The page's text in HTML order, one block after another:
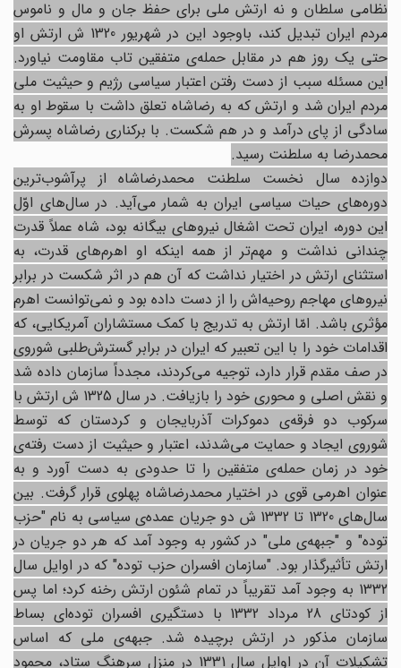
نظامی سلطان و نه ارتش ملی برای حفظ جان و مال و ناموس
مردم ایران تبدیل کند، باوجود این در شهریور 1320 ش ارتش او
حتی یک روز هم در مقابل حمله‌ی متفقین تاب مقاومت نیاورد.
این مسئله سبب از دست رفتن اعتبار سیاسی رژیم و حیثیت ملی
مردم ایران شد و ارتش که به رضاشاه تعلق داشت با سقوط او به
سادگی از پای درآمد و در هم شکست. با برکناری رضاشاه پسرش
محمدرضا به سلطنت رسید.
دوازده سال نخست سلطنت محمدرضاشاه از پرآشوب‌ترین
دوره‌های حیات سیاسی ایران به شمار می‌آید. در سال‌های اوّل
این دوره، ایران تحت اشغال نیروهای بیگانه بود، شاه عملاً قدرت
چندانی نداشت و مهم‌تر از همه اینکه او اهرم‌های قدرت، به
استثنای ارتش در اختیار نداشت که آن هم در اثر شکست در برابر
نیروهای مهاجم روحیه‌اش را از دست داده بود و نمی‌توانست اهرم
مؤثری باشد. امّا ارتش به تدریج با کمک مستشاران آمریکایی، که
اقدامات خود را با این تعبیر که ایران در برابر گسترش‌طلبی شوروی
در صف مقدم قرار دارد، توجیه می‌کردند، مجدداً سازمان داده شد
و نقش اصلی و محوری خود را بازیافت. در سال 1325 ش ارتش با
سرکوب دو فرقه‌ی دموکرات آذربایجان و کردستان که توسط
شوروی ایجاد و حمایت می‌شدند، اعتبار و حیثیت از دست رفته‌ی
خود در زمان حمله‌ی متفقین را تا حدودی به دست آورد و به
عنوان اهرمی قوی در اختیار محمدرضاشاه پهلوی قرار گرفت. بین
سال‌های 1320 تا 1332 ش دو جریان عمده‌ی سیاسی به نام "حزب
توده" و "جبهه‌ی ملی" در کشور به وجود آمد که هر دو جریان در
ارتش تأثیرگذار بود. "سازمان افسران حزب توده" که در اوایل سال
1332 به وجود آمد تقریباً در تمام شئون ارتش رخنه کرد؛ اما پس
از کودتای 28 مرداد 1332 با دستگیری افسران توده‌ای بساط
سازمان مذکور در ارتش برچیده شد. جبهه‌ی ملی که اساس
تشکیلات آن در اوایل سال 1331 در منزل سرهنگ ستاد، محمود